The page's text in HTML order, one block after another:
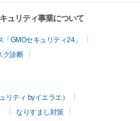
ュリティ事業について
GMOセキュリティ24」
ク診断
リティ byイエラエ）
なりすまし対策